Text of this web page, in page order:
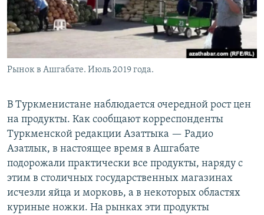
Рынок в Ашгабате. Июль 2019 года.
В Туркменистане наблюдается очередной рост цен
на продукты. Как сообщают корреспонденты
Туркменской редакции Азаттыка — Радио
Азатлык, в настоящее время в Ашгабате
подорожали практически все продукты, наряду с
этим в столичных государственных магазинах
исчезли яйца и морковь, а в некоторых областях
куриные ножки. На рынках эти продукты